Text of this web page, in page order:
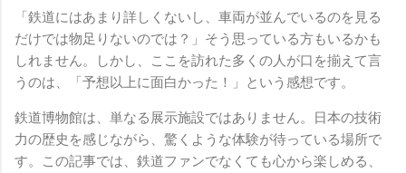
「鉄道にはあまり詳しくないし、車両が並んでいるのを見る
だけでは物足りないのでは？」そう思っている方もいるかも
しれません。しかし、ここを訪れた多くの人が口を揃えて言
うのは、「予想以上に面白かった！」という感想です。
鉄道博物館は、単なる展示施設ではありません。日本の技術
力の歴史を感じながら、驚くような体験が待っている場所で
す。この記事では、鉄道ファンでなくても心から楽しめる、